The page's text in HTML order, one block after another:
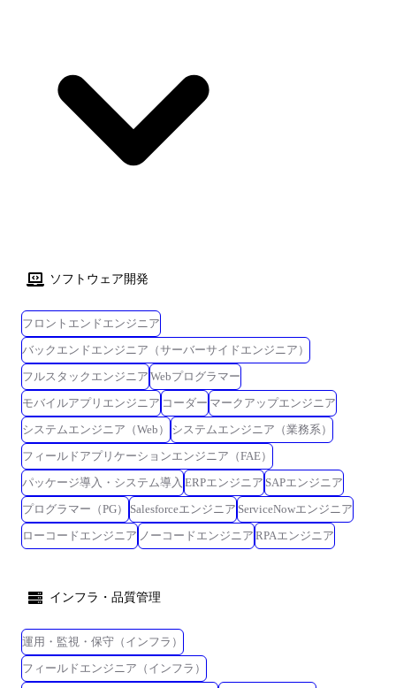
ソフトウェア開発
フロントエンドエンジニア
バックエンドエンジニア（サーバーサイドエンジニア）
フルスタックエンジニア Webプログラマー
モバイルアプリエンジニア コーダー マークアップエンジニア
システムエンジニア（Web）
システムエンジニア（業務系）
フィールドアプリケーションエンジニア（FAE）
パッケージ導入・システム導入 ERPエンジニア SAPエンジニア
プログラマー（PG）
Salesforceエンジニア ServiceNowエンジニア
ローコードエンジニア ノーコードエンジニア RPAエンジニア
インフラ・品質管理
運用・監視・保守（インフラ）
フィールドエンジニア（インフラ）